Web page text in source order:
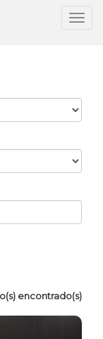
encontrado(s)